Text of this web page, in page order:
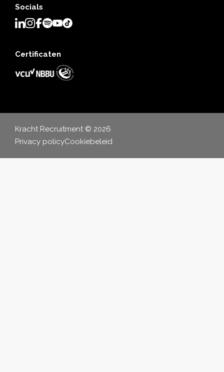
Socials
Certificaten
Kracht Recruitment © 2026
Privacy policyCookiebeleid